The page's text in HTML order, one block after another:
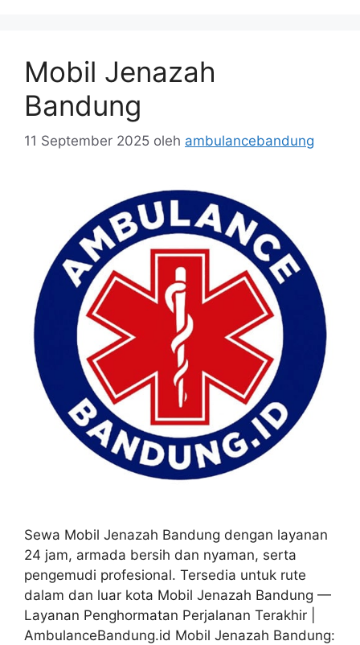
Mobil Jenazah
Bandung
11 September 2025 oleh ambulancebandung
Sewa Mobil Jenazah Bandung dengan layanan
24 jam, armada bersih dan nyaman, serta
pengemudi profesional. Tersedia untuk rute
dalam dan luar kota Mobil Jenazah Bandung —
Layanan Penghormatan Perjalanan Terakhir |
AmbulanceBandung.id Mobil Jenazah Bandung: